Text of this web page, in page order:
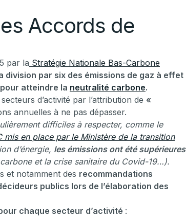
Accords de
par la Stratégie Nationale Bas-Carbone
division par six des émissions de gaz à effet
atteindre la neutralité carbone.
d’activité par l’attribution de «
annuelles à ne pas dépasser.
difficiles à respecter, comme le
en place par le Ministère de la transition
d’énergie, les émissions ont été supérieures
et la crise sanitaire du Covid-19…).
et notamment des recommandations
publics lors de l’élaboration des
chaque secteur d’activité :